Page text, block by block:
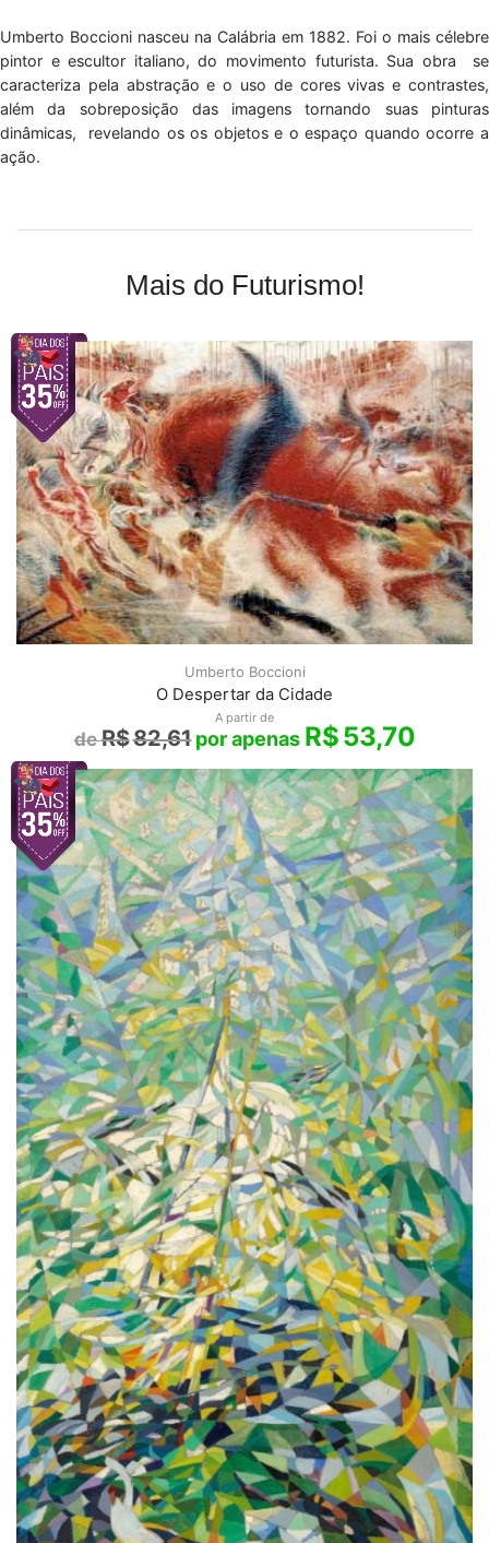
Umberto Boccioni nasceu na Calábria em 1882. Foi o mais célebre
pintor e escultor italiano, do movimento futurista. Sua obra se
caracteriza pela abstração e o uso de cores vivas e contrastes,
além da sobreposição das imagens tornando suas pinturas
dinâmicas, revelando os os objetos e o espaço quando ocorre a
ação.
Mais do Futurismo!
Umberto Boccioni
O Despertar da Cidade
A partir de
R$82,61 R$53,70